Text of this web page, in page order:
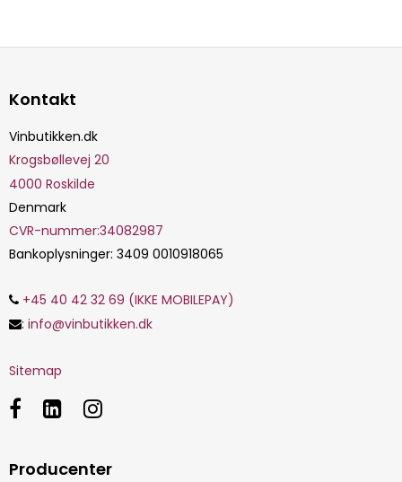
Kontakt
Vinbutikken.dk
Krogsbøllevej 20
4000 Roskilde
Denmark
CVR-nummer:34082987
Bankoplysninger: 3409 0010918065
+45 40 42 32 69 (IKKE MOBILEPAY)
: info@vinbutikken.dk
Sitemap
Producenter